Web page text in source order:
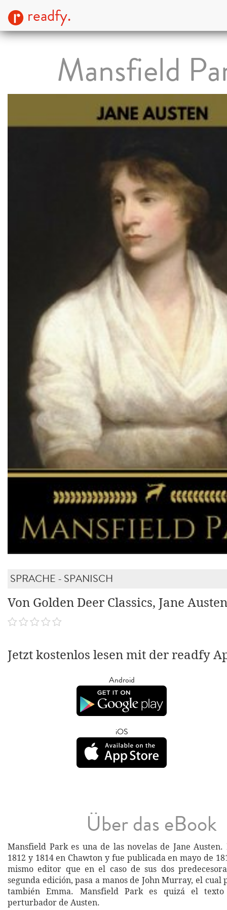
readfy.
Mansfield
SPRACHE - SPANISCH
Von Golden Deer Classics, Jane Austen
Jetzt kostenlos lesen mit der readfy
Android
iOS
Über das eBook
Mansfield Park es una de las novelas de Jane
1812 y 1814 en Chawton y fue publicada en mayo de
mismo editor que en el caso de sus dos
segunda edición, pasa a manos de John Murray, el cual
también Emma. Mansfield Park es quizá el
perturbador de Austen.